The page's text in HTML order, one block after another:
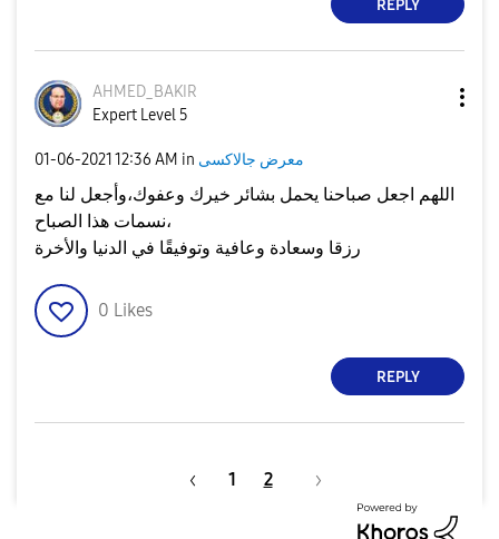
REPLY
AHMED_BAKIR
Expert Level 5
‎01-06-2021 12:36 AM in معرض جالاكسى
اللهم اجعل صباحنا يحمل بشائر خيرك وعفوك،وأجعل لنا مع
نسمات هذا الصباح،
رزقا وسعادة وعافية وتوفيقًا في الدنيا والأخرة
0 Likes
REPLY
1 2